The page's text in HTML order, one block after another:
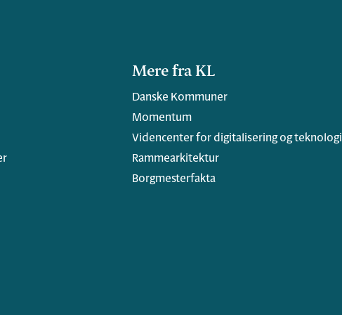
Mere fra KL
Danske Kommuner
Momentum
Videncenter for digitalisering og teknologi
Rammearkitektur
Borgmesterfakta